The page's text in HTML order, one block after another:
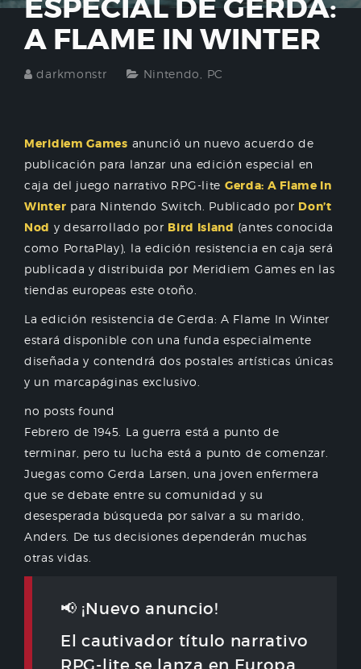
ESPECIAL DE GERDA:
A FLAME IN WINTER
darkmonstr Nintendo PC
Meridiem Games anunció un nuevo acuerdo de
publicación para lanzar una edición especial en
caja del juego narrativo RPG-lite Gerda: A Flame In
Winter para Nintendo Switch. Publicado por Don’t
Nod y desarrollado por Bird Island (antes conocida
como PortaPlay), la edición resistencia en caja será
publicada y distribuida por Meridiem Games en las
tiendas europeas este otoño.
La edición resistencia de Gerda: A Flame In Winter
estará disponible con una funda especialmente
diseñada y contendrá dos postales artísticas únicas
y un marcapáginas exclusivo.
no posts found
Febrero de 1945. La guerra está a punto de
terminar, pero tu lucha está a punto de comenzar.
Juegas como Gerda Larsen, una joven enfermera
que se debate entre su comunidad y su
desesperada búsqueda por salvar a su marido,
Anders. De tus decisiones dependerán muchas
otras vidas.
📢 ¡Nuevo anuncio!
El cautivador título narrativo
RPG-lite se lanza en Europa